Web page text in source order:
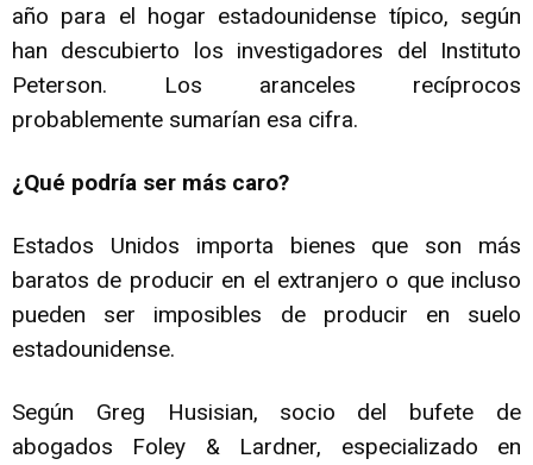
año para el hogar estadounidense típico, según
han descubierto los investigadores del Instituto
Peterson. Los aranceles recíprocos
probablemente sumarían esa cifra.
¿Qué podría ser más caro?
Estados Unidos importa bienes que son más
baratos de producir en el extranjero o que incluso
pueden ser imposibles de producir en suelo
estadounidense.
Según Greg Husisian, socio del bufete de
abogados Foley & Lardner, especializado en